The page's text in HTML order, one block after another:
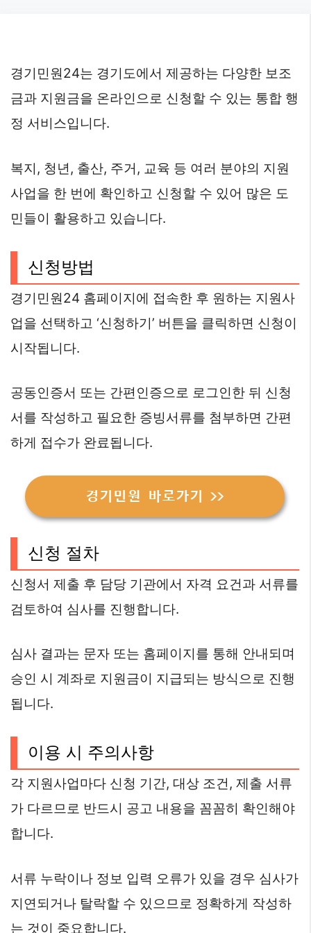
경기민원24는 경기도에서 제공하는 다양한 보조
금과 지원금을 온라인으로 신청할 수 있는 통합 행
정 서비스입니다.
복지, 청년, 출산, 주거, 교육 등 여러 분야의 지원
사업을 한 번에 확인하고 신청할 수 있어 많은 도
민들이 활용하고 있습니다.
신청방법
경기민원24 홈페이지에 접속한 후 원하는 지원사
업을 선택하고 ‘신청하기’ 버튼을 클릭하면 신청이
시작됩니다.
공동인증서 또는 간편인증으로 로그인한 뒤 신청
서를 작성하고 필요한 증빙서류를 첨부하면 간편
하게 접수가 완료됩니다.
경기민원 바로가기 >>
신청 절차
신청서 제출 후 담당 기관에서 자격 요건과 서류를
검토하여 심사를 진행합니다.
심사 결과는 문자 또는 홈페이지를 통해 안내되며
승인 시 계좌로 지원금이 지급되는 방식으로 진행
됩니다.
이용 시 주의사항
각 지원사업마다 신청 기간, 대상 조건, 제출 서류
가 다르므로 반드시 공고 내용을 꼼꼼히 확인해야
합니다.
서류 누락이나 정보 입력 오류가 있을 경우 심사가
지연되거나 탈락할 수 있으므로 정확하게 작성하
는 것이 중요합니다.